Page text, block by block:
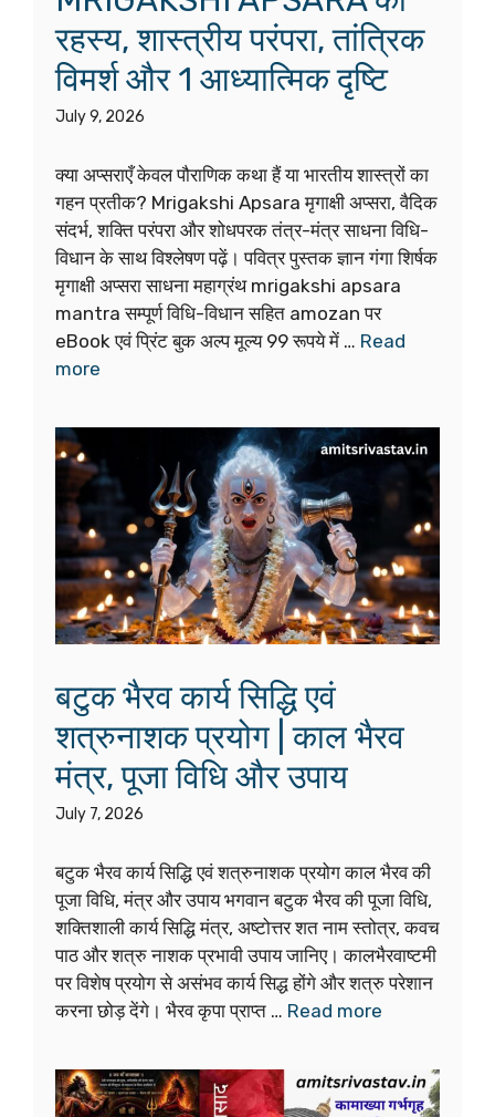
रहस्य, शास्त्रीय परंपरा, तांत्रिक
विमर्श और 1 आध्यात्मिक दृष्टि
July 9, 2026
क्या अप्सराएँ केवल पौराणिक कथा हैं या भारतीय शास्त्रों का
गहन प्रतीक? Mrigakshi Apsara मृगाक्षी अप्सरा, वैदिक
संदर्भ, शक्ति परंपरा और शोधपरक तंत्र-मंत्र साधना विधि-
विधान के साथ विश्लेषण पढ़ें। पवित्र पुस्तक ज्ञान गंगा शिर्षक
मृगाक्षी अप्सरा साधना महाग्रंथ mrigakshi apsara
mantra सम्पूर्ण विधि-विधान सहित amozan पर
eBook एवं प्रिंट बुक अल्प मूल्य 99 रूपये में … Read
more
बटुक भैरव कार्य सिद्धि एवं
शत्रुनाशक प्रयोग | काल भैरव
मंत्र, पूजा विधि और उपाय
July 7, 2026
बटुक भैरव कार्य सिद्धि एवं शत्रुनाशक प्रयोग काल भैरव की
पूजा विधि, मंत्र और उपाय भगवान बटुक भैरव की पूजा विधि,
शक्तिशाली कार्य सिद्धि मंत्र, अष्टोत्तर शत नाम स्तोत्र, कवच
पाठ और शत्रु नाशक प्रभावी उपाय जानिए। कालभैरवाष्टमी
पर विशेष प्रयोग से असंभव कार्य सिद्ध होंगे और शत्रु परेशान
करना छोड़ देंगे। भैरव कृपा प्राप्त … Read more